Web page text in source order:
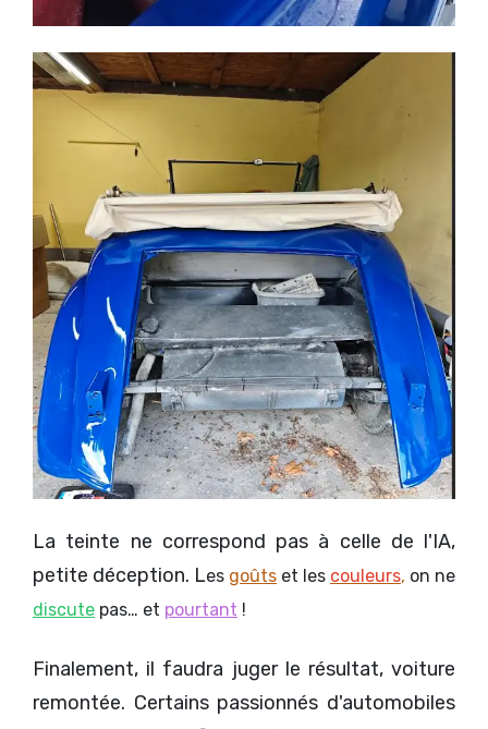
La teinte ne correspond pas à celle de l'IA,
petite déception. Les goûts et les couleurs, on ne
discute pas… et pourtant !
Finalement, il faudra juger le résultat, voiture
remontée. Certains passionnés d'automobiles